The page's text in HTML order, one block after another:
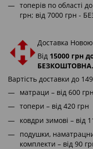
топерів по області
грн; від 7000 грн -
Доставка
Від 15000 грн
БЕЗКОШТОВНА.
Вартість доставки до
матраци – від 600 грн
топери – від 420 грн
ковдри зимові – від
подушки,
комплекти – від 90